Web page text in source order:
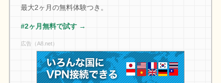
最大2ヶ月の無料体験つき。
#2ヶ月無料で試す →
広告（A8.net）